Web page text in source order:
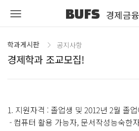
BUFS 경제금
학과게시판 공지사항
경제학과 조교모집!
1. 지원자격 : 졸업생 및 2012년 2월 졸
- 컴퓨터 활용 가능자, 문서작성능숙한